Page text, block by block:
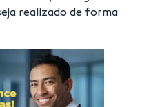
realizado de forma